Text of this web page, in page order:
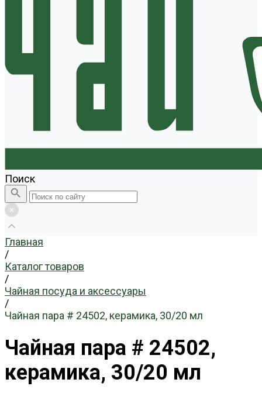
Поиск
Главная
/
Каталог товаров
/
Чайная посуда и аксессуары
/
Чайная пара # 24502, керамика, 30/20 мл
Чайная пара # 24502,
керамика, 30/20 мл